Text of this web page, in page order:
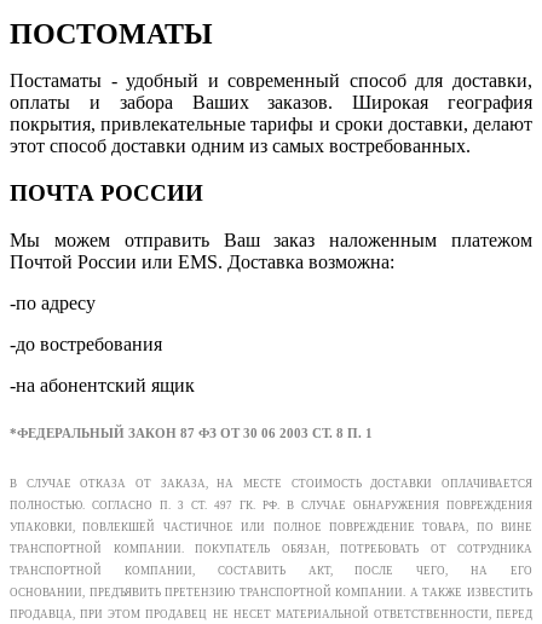
ПОСТОМАТЫ
Постаматы - удобный и современный способ для доставки,
оплаты и забора Ваших заказов. Широкая география
покрытия, привлекательные тарифы и сроки доставки, делают
этот способ доставки одним из самых востребованных.
ПОЧТА РОССИИ
Мы можем отправить Ваш заказ наложенным платежом
Почтой России или EMS. Доставка возможна:
-по адресу
-до востребования
-на абонентский ящик
*ФЕДЕРАЛЬНЫЙ ЗАКОН 87 ФЗ ОТ 30 06 2003 СТ. 8 П. 1
В СЛУЧАЕ ОТКАЗА ОТ ЗАКАЗА, НА МЕСТЕ СТОИМОСТЬ ДОСТАВКИ ОПЛАЧИВАЕТСЯ
ПОЛНОСТЬЮ. СОГЛАСНО П. 3 СТ. 497 ГК. РФ. В СЛУЧАЕ ОБНАРУЖЕНИЯ ПОВРЕЖДЕНИЯ
УПАКОВКИ, ПОВЛЕКШЕЙ ЧАСТИЧНОЕ ИЛИ ПОЛНОЕ ПОВРЕЖДЕНИЕ ТОВАРА, ПО ВИНЕ
ТРАНСПОРТНОЙ КОМПАНИИ. ПОКУПАТЕЛЬ ОБЯЗАН, ПОТРЕБОВАТЬ ОТ СОТРУДНИКА
ТРАНСПОРТНОЙ КОМПАНИИ, СОСТАВИТЬ АКТ, ПОСЛЕ ЧЕГО, НА ЕГО
ОСНОВАНИИ, ПРЕДЪЯВИТЬ ПРЕТЕНЗИЮ ТРАНСПОРТНОЙ КОМПАНИИ. А ТАКЖЕ ИЗВЕСТИТЬ
ПРОДАВЦА, ПРИ ЭТОМ ПРОДАВЕЦ НЕ НЕСЕТ МАТЕРИАЛЬНОЙ ОТВЕТСТВЕННОСТИ, ПЕРЕД